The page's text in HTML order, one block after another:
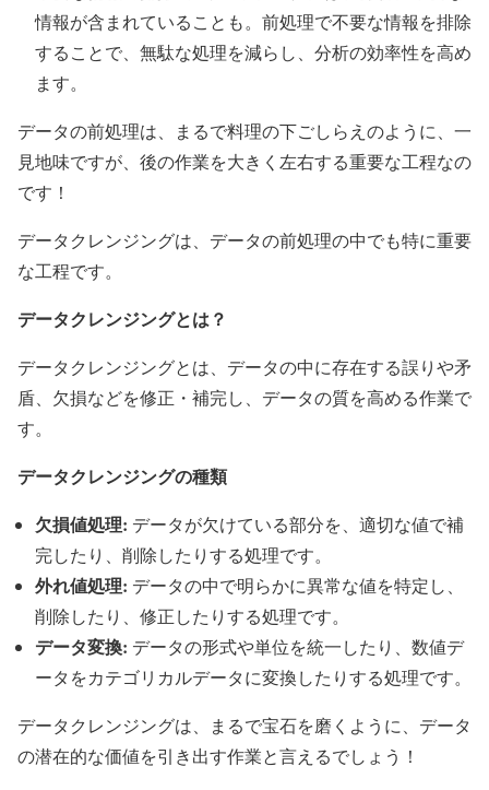
情報が含まれていることも。前処理で不要な情報を排除
することで、無駄な処理を減らし、分析の効率性を高め
ます。
データの前処理は、まるで料理の下ごしらえのように、一
見地味ですが、後の作業を大きく左右する重要な工程なの
です！
データクレンジングは、データの前処理の中でも特に重要
な工程です。
データクレンジングとは？
データクレンジングとは、データの中に存在する誤りや矛
盾、欠損などを修正・補完し、データの質を高める作業で
す。
データクレンジングの種類
欠損値処理: データが欠けている部分を、適切な値で補
完したり、削除したりする処理です。
外れ値処理: データの中で明らかに異常な値を特定し、
削除したり、修正したりする処理です。
データ変換: データの形式や単位を統一したり、数値デ
ータをカテゴリカルデータに変換したりする処理です。
データクレンジングは、まるで宝石を磨くように、データ
の潜在的な価値を引き出す作業と言えるでしょう！